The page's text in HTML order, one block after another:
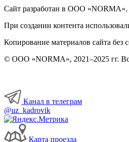
Сайт разработан в ООО «NORMA».
При создании контента
Копирование материалов сайта без
© ООО «NORMA», 2021–2025 гг.
Канал в телеграм
@uz_kadrovik
Карта проезда